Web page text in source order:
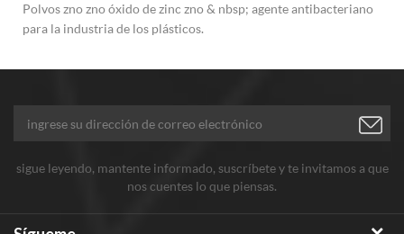
Polvos zno zno óxido de zinc zno & nbsp; agente antibacteriano
para la industria de los plásticos.
sigue leyendo, mantente informado, suscríbete y te invitamos a que
nos cuentes lo que piensas.